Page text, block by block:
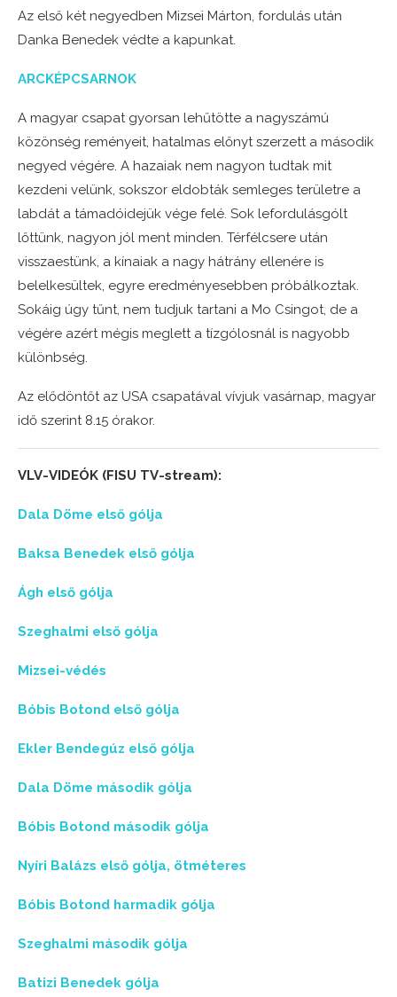
Az első két negyedben Mizsei Márton, fordulás után
Danka Benedek védte a kapunkat.
ARCKÉPCSARNOK
A magyar csapat gyorsan lehűtötte a nagyszámú
közönség reményeit, hatalmas előnyt szerzett a második
negyed végére. A hazaiak nem nagyon tudtak mit
kezdeni velünk, sokszor eldobták semleges területre a
labdát a támadóidejük vége felé. Sok lefordulásgólt
lőttünk, nagyon jól ment minden. Térfélcsere után
visszaestünk, a kínaiak a nagy hátrány ellenére is
belelkesültek, egyre eredményesebben próbálkoztak.
Sokáig úgy tűnt, nem tudjuk tartani a Mo Csingot, de a
végére azért mégis meglett a tízgólosnál is nagyobb
különbség.
Az elődöntőt az USA csapatával vívjuk vasárnap, magyar
idő szerint 8.15 órakor.
VLV-VIDEÓK (FISU TV-stream):
Dala Döme első gólja
Baksa Benedek első gólja
Ágh első gólja
Szeghalmi első gólja
Mizsei-védés
Bóbis Botond első gólja
Ekler Bendegúz első gólja
Dala Döme második gólja
Bóbis Botond második gólja
Nyíri Balázs első gólja, ötméteres
Bóbis Botond harmadik gólja
Szeghalmi második gólja
Batizi Benedek gólja